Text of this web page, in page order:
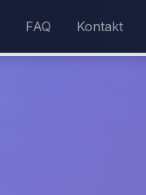
FAQ Kontakt